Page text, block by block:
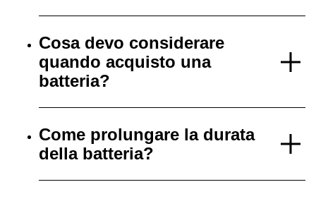
Cosa devo considerare
quando acquisto una
batteria?
Come prolungare la durata
della batteria?